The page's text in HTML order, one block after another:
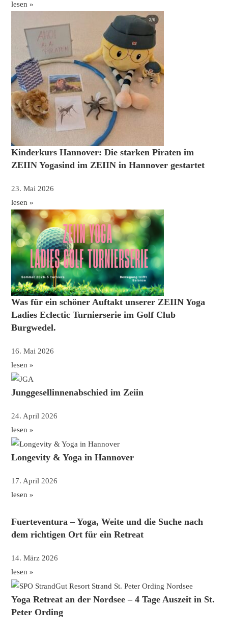
lesen »
Kinderkurs Hannover: Die starken Piraten im
ZEIIN Yogasind im ZEIIN in Hannover gestartet
23. Mai 2026
lesen »
Was für ein schöner Auftakt unserer ZEIIN Yoga
Ladies Eclectic Turnierserie im Golf Club
Burgwedel.
16. Mai 2026
lesen »
Junggesellinnenabschied im Zeiin
24. April 2026
lesen »
Longevity & Yoga in Hannover
17. April 2026
lesen »
Fuerteventura – Yoga, Weite und die Suche nach
dem richtigen Ort für ein Retreat
14. März 2026
lesen »
Yoga Retreat an der Nordsee – 4 Tage Auszeit in St.
Peter Ording